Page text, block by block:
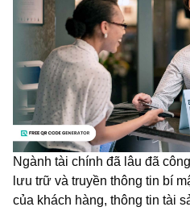
Ngành tài chính đã lâu đã
lưu trữ và truyền thông tin bí
của khách hàng, thông tin tài